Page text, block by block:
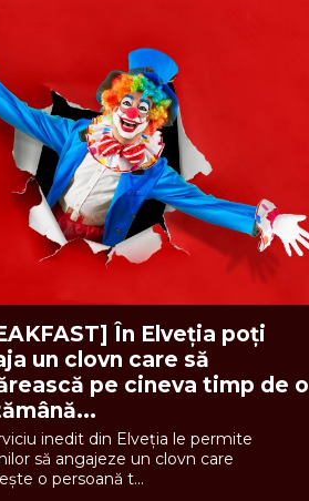
În Elveția poți
un clovn care să
pe cineva timp de o
inedit din Elveția le permite
să angajeze un clovn care
o persoană t...